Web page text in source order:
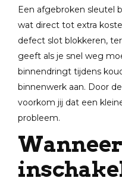
Een afgebroken sleutel
wat direct tot extra
defect slot blokkeren,
geeft als je snel weg
binnendringt tijdens
binnenwerk aan. Door
voorkom jij dat een
probleem.